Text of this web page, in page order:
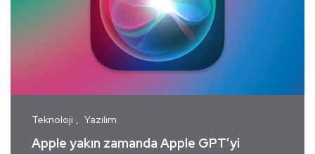
Teknoloji Yazılım
Apple yakın zamanda Apple GPT’yi